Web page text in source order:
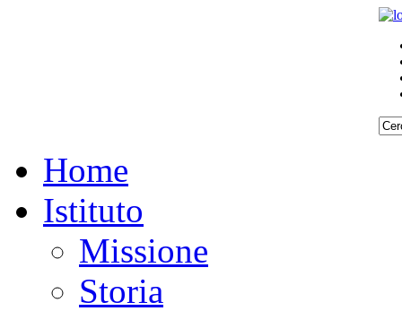
Home
Istituto
Missione
Storia